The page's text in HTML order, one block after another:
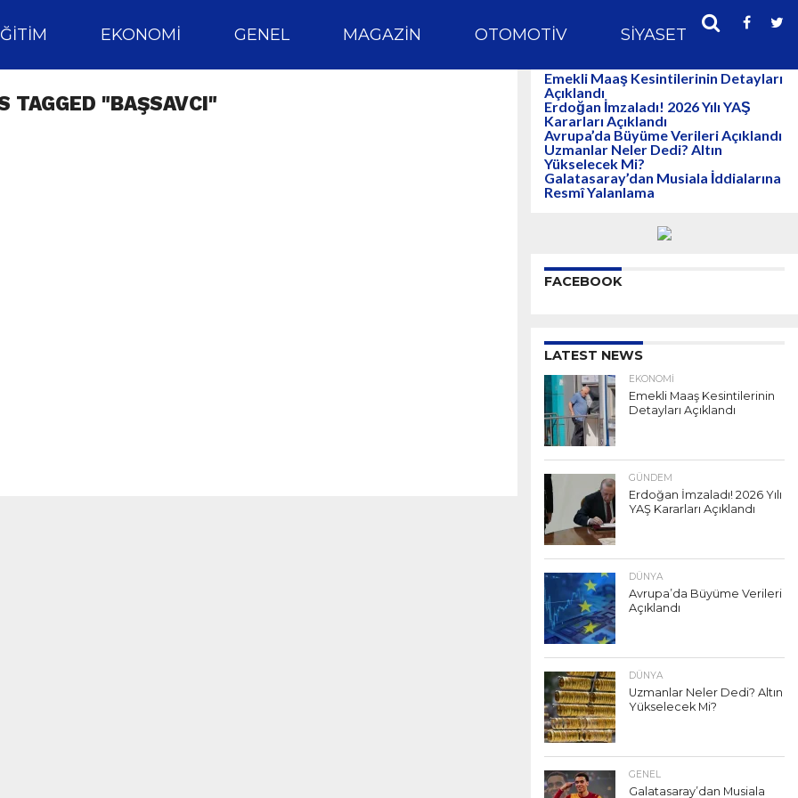
EKONOMI GENEL MAGAZIN OTOMOTIV SIYASET SPOR
TAGGED "BAŞSAVCI"
Emekli Maaş Kesintilerinin Detayları
Açıklandı
Erdoğan İmzaladı! 2026 Yılı YAŞ
Kararları Açıklandı
Avrupa’da Büyüme Verileri Açıklandı
Uzmanlar Neler Dedi? Altın
Yükselecek Mi?
Galatasaray’dan Musiala İddialarına
Resmî Yalanlama
FACEBOOK
LATEST NEWS
EKONOMI
Emekli Maaş Kesintilerinin
Detayları Açıklandı
GÜNDEM
Erdoğan İmzaladı! 2026 Yılı
YAŞ Kararları Açıklandı
DÜNYA
Avrupa’da Büyüme Verileri
Açıklandı
DÜNYA
Uzmanlar Neler Dedi? Altın
Yükselecek Mi?
GENEL
Galatasaray’dan Musiala